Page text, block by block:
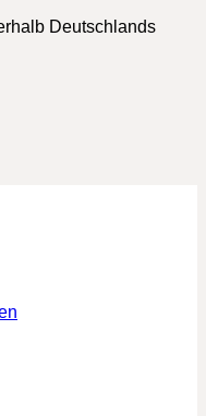
Deutschlands